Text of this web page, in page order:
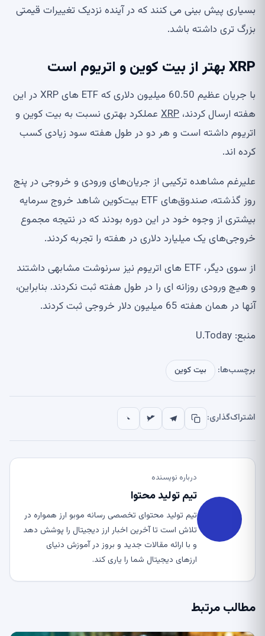
بسیاری پیش بینی می کنند که در آینده نزدیک تغییرات قیمتی
بزرگ تری داشته باشد.
XRP بهتر از بیت کوین و اتریوم است
با جریان عظیم 60.50 میلیون دلاری که ETF های XRP در این
هفته ارسال کردند، XRP عملکرد بهتری نسبت به بیت کوین و
اتریوم داشته است و هر دو در طول هفته سود زیادی کسب
کرده اند.
علیرغم مشاهده ترکیبی از جریان‌های ورودی و خروجی در پنج
روز گذشته، صندوق‌های ETF بیت‌کوین شاهد خروج سرمایه
بیشتری از وجوه خود در این دوره بودند که در نتیجه مجموع
خروجی‌های یک میلیارد دلاری در هفته را تجربه کردند.
از سوی دیگر، ETF های اتریوم نیز سرنوشت مشابهی داشتند
و هیچ ورودی روزانه ای را در طول هفته ثبت نکردند. بنابراین،
آنها در همان هفته 65 میلیون دلار خروجی ثبت کردند.
منبع: U.Today
برچسب‌ها: بیت کوین
اشتراک‌گذاری:
درباره نویسنده
تیم تولید محتوا
تیم تولید محتوای تخصصی رسانه موبو ارز همواره در
تلاش است تا آخرین اخبار ارز دیجیتال را پوشش دهد
و با ارائه مقالات جدید و بروز در آموزش دنیای
ارزهای دیجیتال شما را یاری کند.
مطالب مرتبط